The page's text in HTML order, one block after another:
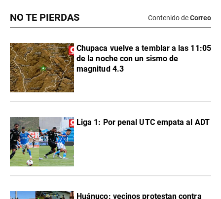
NO TE PIERDAS Contenido deCorreo
Chupaca vuelve a temblar a las 11:05
de la noche con un sismo de
magnitud 4.3
Liga 1: Por penal UTC empata al ADT
Huánuco: vecinos protestan contra